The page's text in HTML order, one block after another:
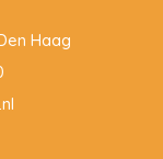
Haag